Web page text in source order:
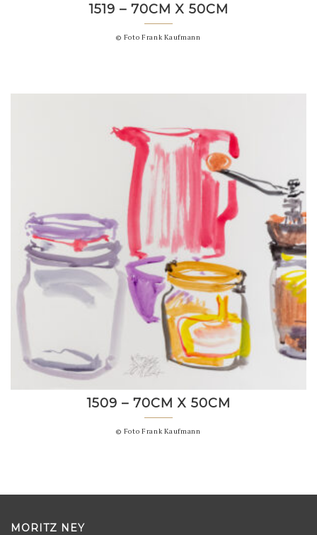
1519 – 70CM X 50CM
© Foto Frank Kaufmann
1509 – 70CM X 50CM
© Foto Frank Kaufmann
MORITZ NEY